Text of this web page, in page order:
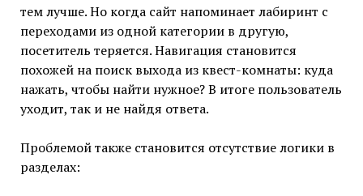
тем лучше. Но когда сайт напоминает лабиринт с
переходами из одной категории в другую,
посетитель теряется. Навигация становится
похожей на поиск выхода из квест-комнаты: куда
нажать, чтобы найти нужное? В итоге пользователь
уходит, так и не найдя ответа.
Проблемой также становится отсутствие логики в
разделах: